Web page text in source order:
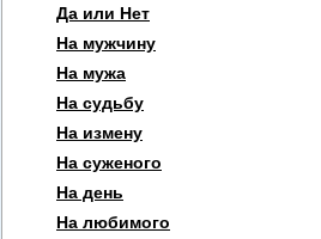
Да или Нет
На мужчину
На мужа
На судьбу
На измену
На суженого
На день
На любимого